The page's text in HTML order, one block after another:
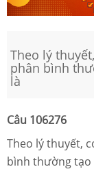
Theo lý
phân bình
là
Câu 106276
Theo lý thuyết,
bình thường tạo